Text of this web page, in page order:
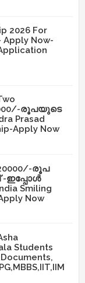
2026 For
Apply Now-
രൂപയുടെ
Prasad
Apply Now
രൂപ
-ഇപ്പോൾ
Smiling
Now
Students